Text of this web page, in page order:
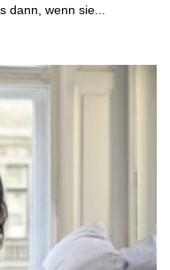
dann, wenn sie...